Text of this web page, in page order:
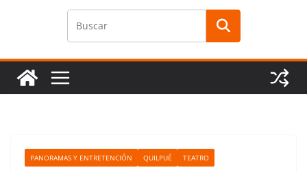
PANORAMAS Y ENTRETENCIÓN QUILPUÉ TEATRO